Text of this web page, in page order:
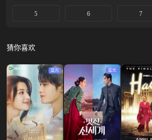
5 6 7
猜你喜欢
蓝光 蓝光